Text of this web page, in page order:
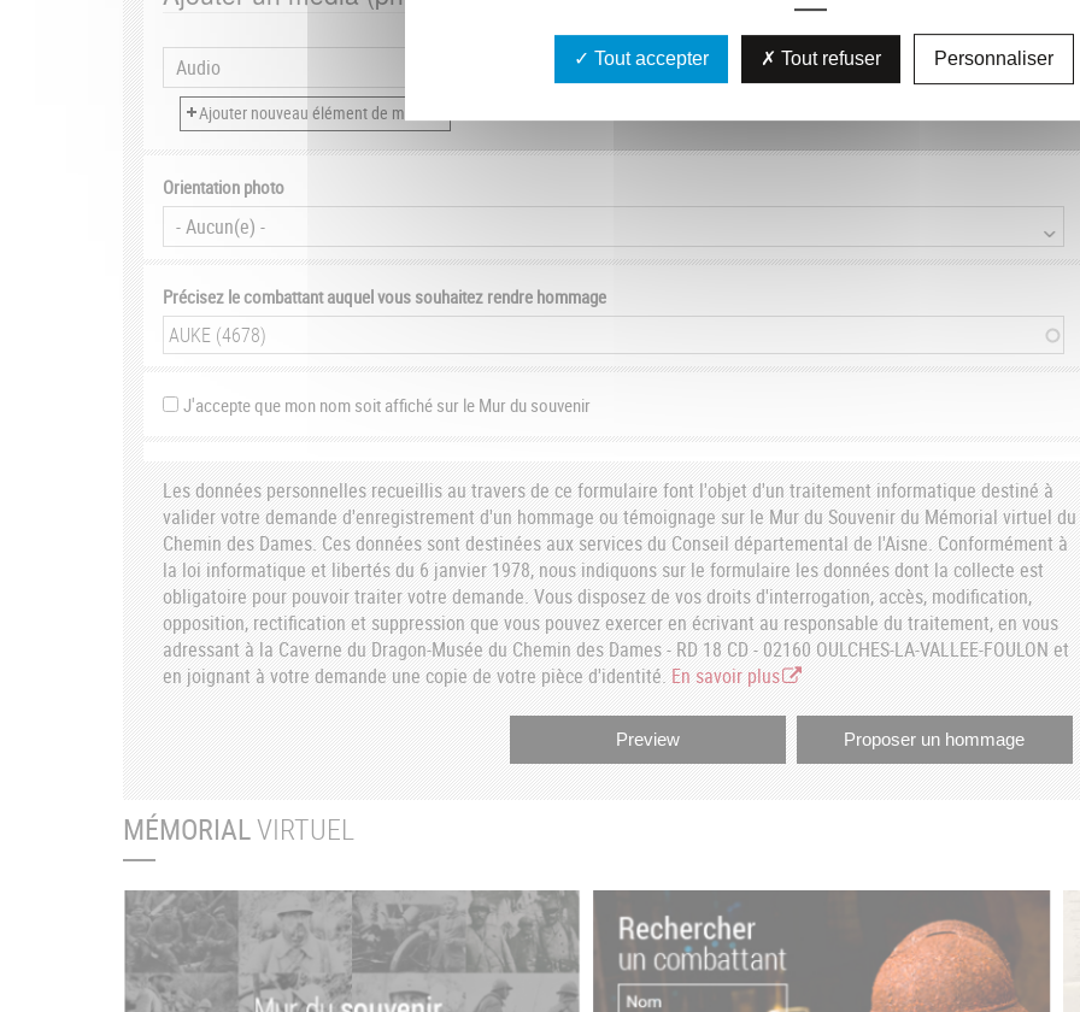
Orientation photo
Précisez le combattant auquel vous souhaitez rendre hommage
J'accepte que mon nom soit affiché sur le Mur du souvenir
Les données personnelles recueillis au travers de ce formulaire font l'objet d'un traitement informatique destiné à
valider votre demande d'enregistrement d'un hommage ou témoignage sur le Mur du Souvenir du Mémorial virtuel du
Chemin des Dames. Ces données sont destinées aux services du Conseil départemental de l'Aisne. Conformément à
la loi informatique et libertés du 6 janvier 1978, nous indiquons sur le formulaire les données dont la collecte est
obligatoire pour pouvoir traiter votre demande. Vous disposez de vos droits d'interrogation, accès, modification,
opposition, rectification et suppression que vous pouvez exercer en écrivant au responsable du traitement, en vous
adressant à la Caverne du Dragon-Musée du Chemin des Dames - RD 18 CD - 02160 OULCHES-LA-VALLEE-FOULON et
en joignant à votre demande une copie de votre pièce d'identité.En savoir plus
MÉMORIALVIRTUEL
Tout accepter Tout refuser Personnaliser